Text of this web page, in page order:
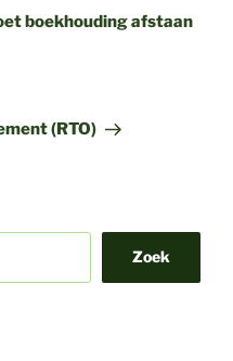
boekhouding afstaan
(RTO)
Zoek